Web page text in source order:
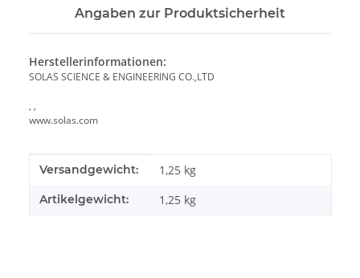
Angaben zur Produktsicherheit
Herstellerinformationen:
SOLAS SCIENCE & ENGINEERING CO.,LTD
, ,
www.solas.com
Produkteigenschaft
Wert
Versandgewicht: 1,25 kg
Artikelgewicht: 1,25 kg